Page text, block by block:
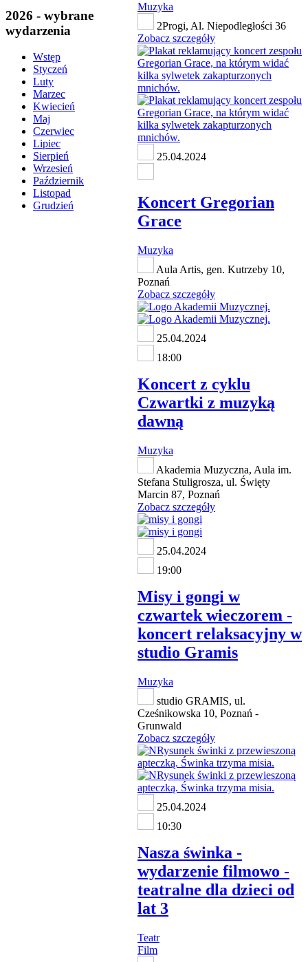
2026 - wybrane
wydarzenia
Wstęp
Styczeń
Luty
Marzec
Kwiecień
Maj
Czerwiec
Lipiec
Sierpień
Wrzesień
Październik
Listopad
Grudzień
Muzyka
2Progi, Al. Niepodległości 36
Zobacz szczegóły
25.04.2024
Koncert Gregorian
Grace
Muzyka
Aula Artis, gen. Kutrzeby 10,
Poznań
Zobacz szczegóły
25.04.2024
18:00
Koncert z cyklu
Czwartki z muzyką
dawną
Muzyka
Akademia Muzyczna, Aula im.
Stefana Stuligrosza, ul. Święty
Marcin 87, Poznań
Zobacz szczegóły
25.04.2024
19:00
Misy i gongi w
czwartek wieczorem -
koncert relaksacyjny w
studio Gramis
Muzyka
studio GRAMIS, ul.
Cześnikowska 10, Poznań -
Grunwald
Zobacz szczegóły
25.04.2024
10:30
Nasza świnka -
wydarzenie filmowo -
teatralne dla dzieci od
lat 3
Teatr
Film